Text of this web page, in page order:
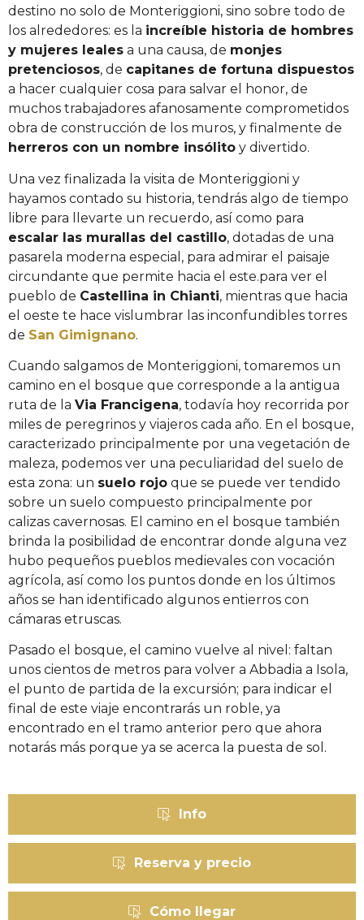
destino no solo de Monteriggioni, sino sobre todo de
los alrededores: es la increíble historia de hombres
y mujeres leales a una causa, de monjes
pretenciosos, de capitanes de fortuna dispuestos
a hacer cualquier cosa para salvar el honor, de
muchos trabajadores afanosamente comprometidos
obra de construcción de los muros, y finalmente de
herreros con un nombre insólito y divertido.
Una vez finalizada la visita de Monteriggioni y
hayamos contado su historia, tendrás algo de tiempo
libre para llevarte un recuerdo, así como para
escalar las murallas del castillo, dotadas de una
pasarela moderna especial, para admirar el paisaje
circundante que permite hacia el este.para ver el
pueblo de Castellina in Chianti, mientras que hacia
el oeste te hace vislumbrar las inconfundibles torres
de San Gimignano.
Cuando salgamos de Monteriggioni, tomaremos un
camino en el bosque que corresponde a la antigua
ruta de la Via Francigena, todavía hoy recorrida por
miles de peregrinos y viajeros cada año. En el bosque,
caracterizado principalmente por una vegetación de
maleza, podemos ver una peculiaridad del suelo de
esta zona: un suelo rojo que se puede ver tendido
sobre un suelo compuesto principalmente por
calizas cavernosas. El camino en el bosque también
brinda la posibilidad de encontrar donde alguna vez
hubo pequeños pueblos medievales con vocación
agrícola, así como los puntos donde en los últimos
años se han identificado algunos entierros con
cámaras etruscas.
Pasado el bosque, el camino vuelve al nivel: faltan
unos cientos de metros para volver a Abbadia a Isola,
el punto de partida de la excursión; para indicar el
final de este viaje encontrarás un roble, ya
encontrado en el tramo anterior pero que ahora
notarás más porque ya se acerca la puesta de sol.
Info
Reserva y precio
Cómo llegar